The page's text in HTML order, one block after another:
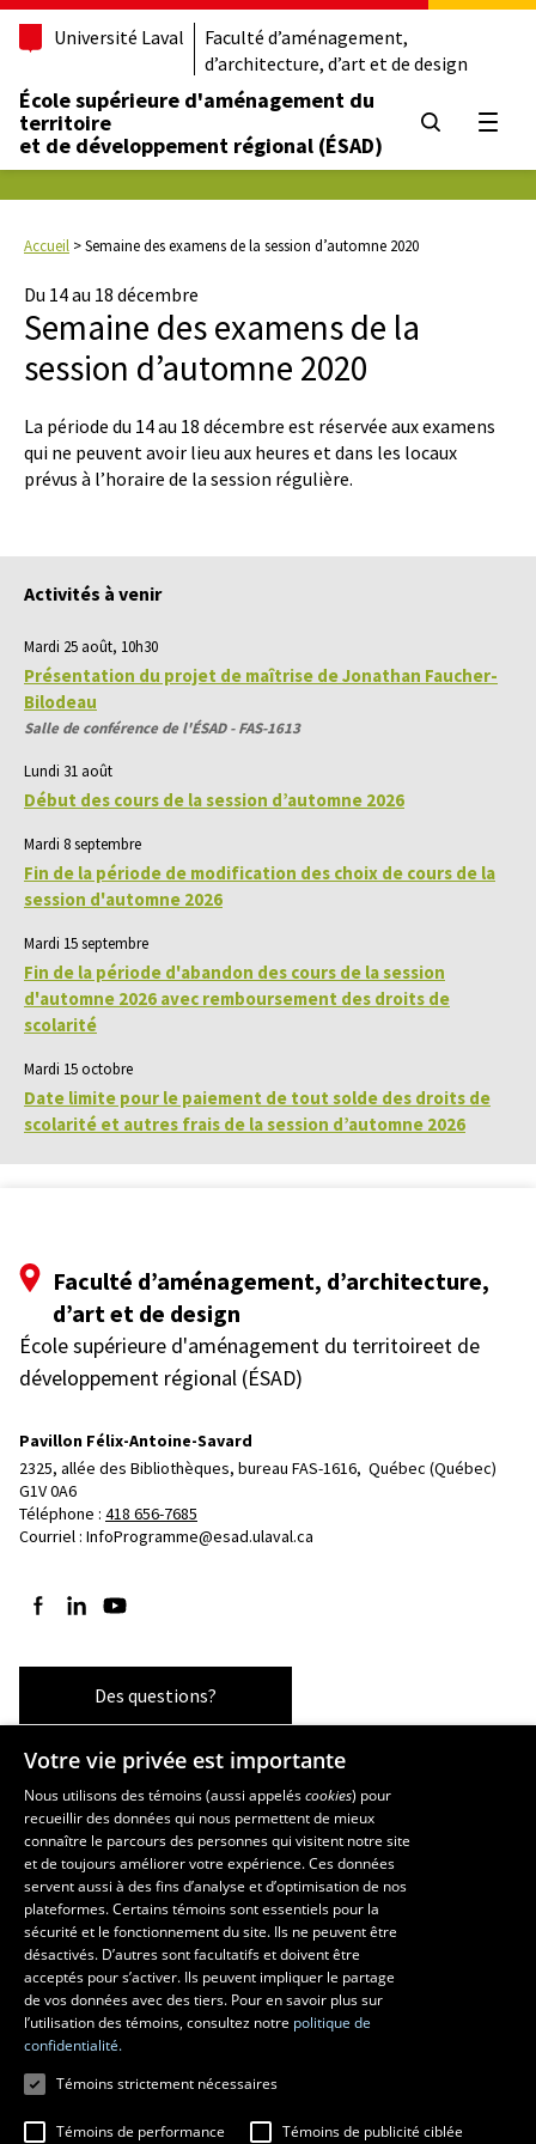
Université Laval
Faculté d’aménagement,
d’architecture, d’art et de design
École supérieure d'aménagement du
territoire
et de développement régional (ÉSAD)
Accueil >Semaine des examens de la session d’automne 2020
Du 14 au 18 décembre
Semaine des examens de la
session d’automne 2020
La période du 14 au 18 décembre est réservée aux examens
qui ne peuvent avoir lieu aux heures et dans les locaux
prévus à l’horaire de la session régulière.
Activités à venir
Mardi 25 août, 10h30
Présentation du projet de maîtrise de Jonathan Faucher-
Bilodeau
Salle de conférence de l'ÉSAD - FAS-1613
Lundi 31 août
Début des cours de la session d’automne 2026
Mardi 8 septembre
Fin de la période de modification des choix de cours de la
session d'automne 2026
Mardi 15 septembre
Fin de la période d'abandon des cours de la session
d'automne 2026 avec remboursement des droits de
scolarité
Mardi 15 octobre
Date limite pour le paiement de tout solde des droits de
scolarité et autres frais de la session d’automne 2026
Faculté d’aménagement, d’architecture,
d’art et de design
École supérieure d'aménagement du territoireet de
développement régional (ÉSAD)
Pavillon Félix-Antoine-Savard
2325, allée des Bibliothèques, bureau FAS-1616, Québec (Québec)
G1V 0A6
Téléphone : 418 656-7685
Courriel : InfoProgramme@esad.ulaval.ca
Suivez-nous sur Facebook
Suivez-nous sur LinkedIn
Suivez-nous sur YouTube
Des questions?
Les écoles et la recherche
École supérieure d’aménagement du territoire et de développement
régional
École d’architecture
École d’art
École de design
Centre de recherche en aménagement et développement
Votre vie privée est importante
Nous utilisons des témoins (aussi appeléscookies) pour
recueillir des données qui nous permettent de mieux
connaître le parcours des personnes qui visitent notre site
et de toujours améliorer votre expérience. Ces données
servent aussi à des fins d’analyse et d’optimisation de nos
plateformes. Certains témoins sont essentiels pour la
sécurité et le fonctionnement du site. Ils ne peuvent être
désactivés. D’autres sont facultatifs et doivent être
acceptés pour s’activer. Ils peuvent impliquer le partage
de vos données avec des tiers. Pour en savoir plus sur
l’utilisation des témoins, consultez notre politique de
confidentialité.
Témoins strictement nécessaires
Témoins de performance Témoins de publicité ciblée